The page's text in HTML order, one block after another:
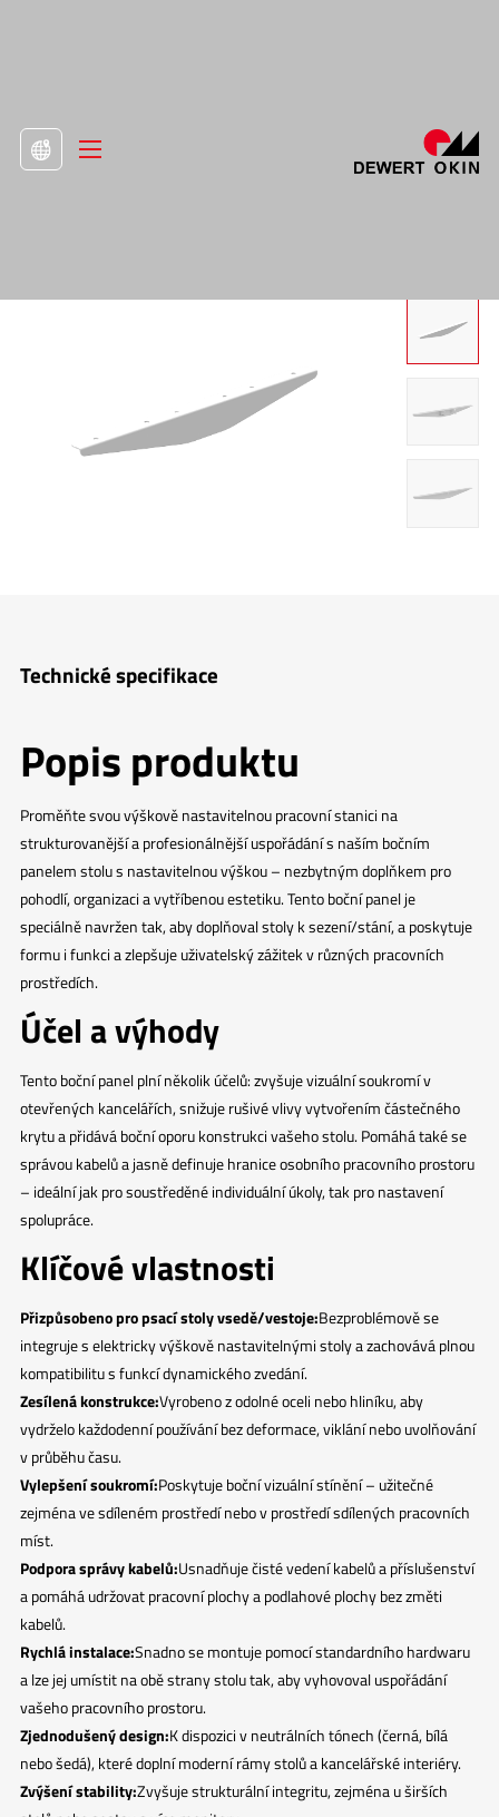
Postranní panel
Technické specifikace
Popis produktu
Proměňte svou výškově nastavitelnou pracovní stanici na
strukturovanější a profesionálnější uspořádání s naším bočním
panelem stolu s nastavitelnou výškou – nezbytným doplňkem pro
pohodlí, organizaci a vytříbenou estetiku. Tento boční panel je
speciálně navržen tak, aby doplňoval stoly k sezení/stání, a poskytuje
formu i funkci a zlepšuje uživatelský zážitek v různých pracovních
prostředích.
Účel a výhody
Tento boční panel plní několik účelů: zvyšuje vizuální soukromí v
otevřených kancelářích, snižuje rušivé vlivy vytvořením částečného
krytu a přidává boční oporu konstrukci vašeho stolu. Pomáhá také se
správou kabelů a jasně definuje hranice osobního pracovního prostoru
– ideální jak pro soustředěné individuální úkoly, tak pro nastavení
spolupráce.
Klíčové vlastnosti
Přizpůsobeno pro psací stoly vsedě/vestoje:Bezproblémově se
integruje s elektricky výškově nastavitelnými stoly a zachovává plnou
kompatibilitu s funkcí dynamického zvedání.
Zesílená konstrukce:Vyrobeno z odolné oceli nebo hliníku, aby
vydrželo každodenní používání bez deformace, viklání nebo uvolňování
v průběhu času.
Vylepšení soukromí:Poskytuje boční vizuální stínění – užitečné
zejména ve sdíleném prostředí nebo v prostředí sdílených pracovních
míst.
Podpora správy kabelů:Usnadňuje čisté vedení kabelů a příslušenství
a pomáhá udržovat pracovní plochy a podlahové plochy bez změti
kabelů.
Rychlá instalace:Snadno se montuje pomocí standardního hardwaru
a lze jej umístit na obě strany stolu tak, aby vyhovoval uspořádání
vašeho pracovního prostoru.
Zjednodušený design:K dispozici v neutrálních tónech (černá, bílá
nebo šedá), které doplní moderní rámy stolů a kancelářské interiéry.
Zvýšení stability:Zvyšuje strukturální integritu, zejména u širších